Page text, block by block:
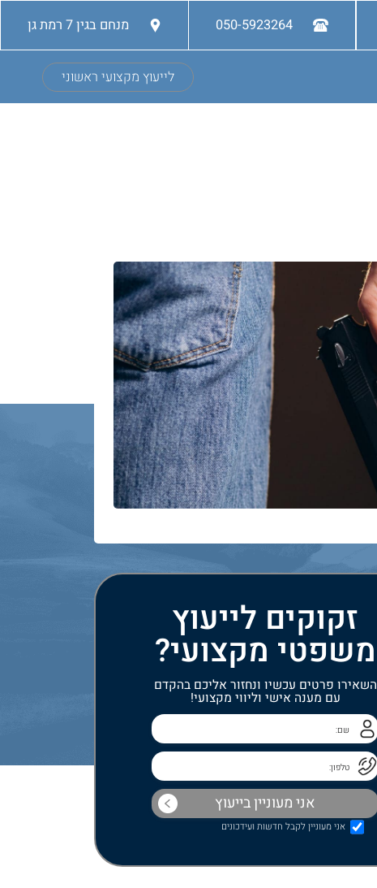
050-5923264 מנחם בגין 7 רמת גן
לייעוץ מקצועי ראשוני
זקוקים לייעוץ
משפטי מקצועי?
השאירו פרטים עכשיו ונחזור אליכם בהקדם
עם מענה אישי וליווי מקצועי!
אני מעוניין לקבל חדשות ועידכונים